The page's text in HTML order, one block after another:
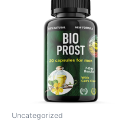
Uncategorized